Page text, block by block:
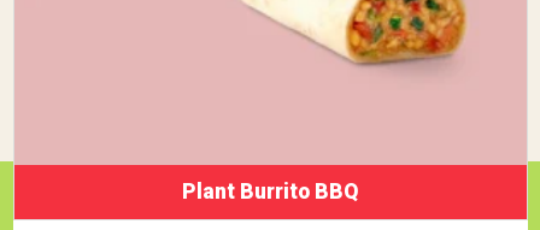
Plant Burrito BBQ